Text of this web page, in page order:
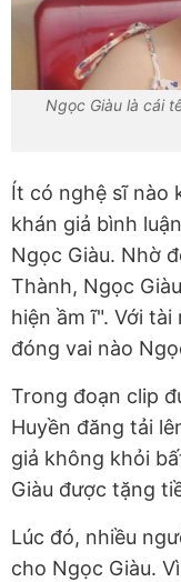
Ngọc Giàu là cái
Ít có nghệ sĩ nào
khán giả bình
Ngọc Giàu. Nhờ
Thành, Ngọc
hiện ầm ĩ". Với
đóng vai nào
Trong đoạn clip
Huyền đăng tải
giả không khỏi
Giàu được tặng
Lúc đó, nhiều
cho Ngọc Giàu.